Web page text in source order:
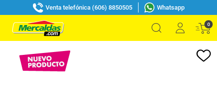
Venta telefónica (606) 8850505 Whatsapp
0